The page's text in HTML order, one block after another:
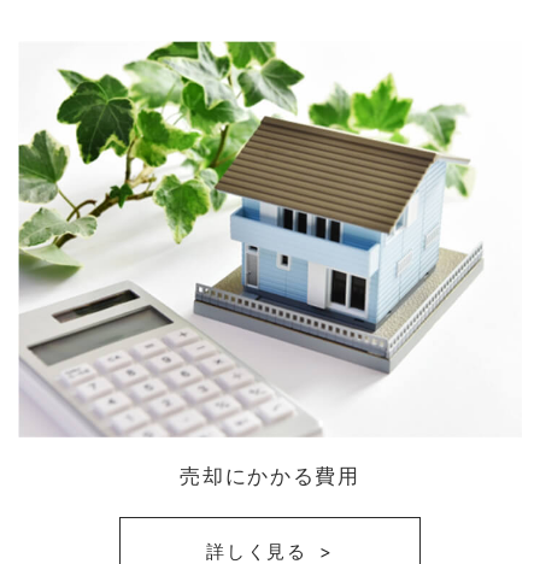
売却にかかる費用
詳しく見る